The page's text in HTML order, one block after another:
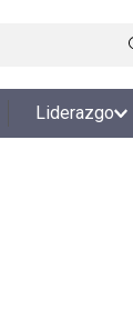
Liderazgo